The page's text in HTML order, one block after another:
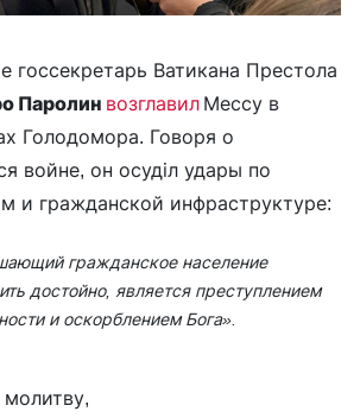
госсекретарь Ватикана Престола
Паролин возглавил Мессу в
Голодомора. Говоря о
войне, он осуділ удары по
и гражданской инфраструктуре:
гражданское население
достойно, является преступлением
и оскорблением Бога».